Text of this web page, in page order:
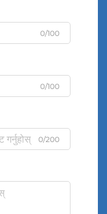
0/100
0/100
0/200